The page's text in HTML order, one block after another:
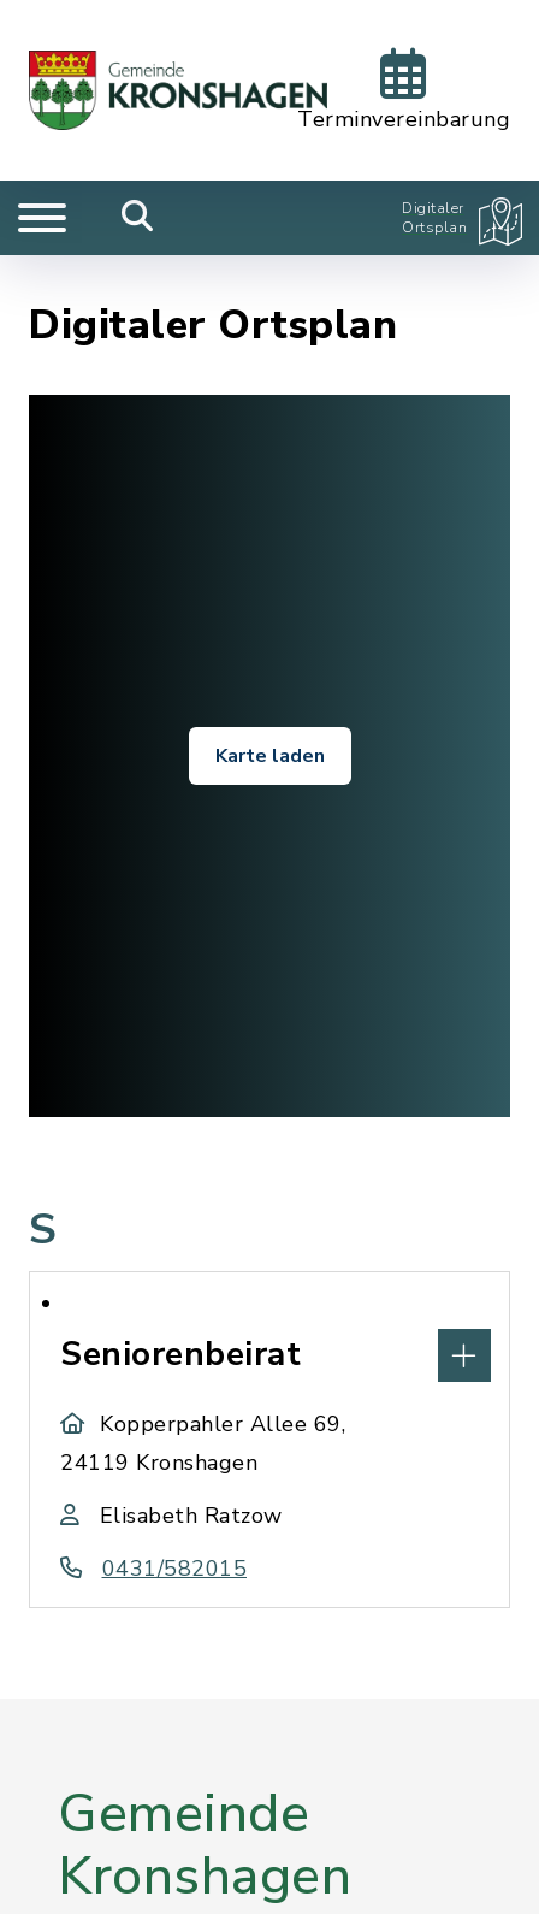
Terminvereinbarung
Digitaler
Ortsplan
Digitaler Ortsplan
Karte laden
S
Seniorenbeirat
Kopperpahler Allee 69,
24119 Kronshagen
Elisabeth Ratzow
0431/582015
Gemeinde
Kronshagen